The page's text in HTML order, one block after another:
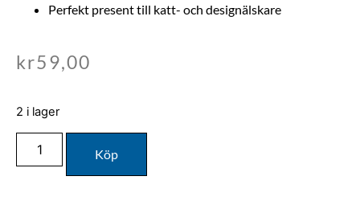
Perfekt present till katt- och designälskare
kr59,00
2 i lager
Köp